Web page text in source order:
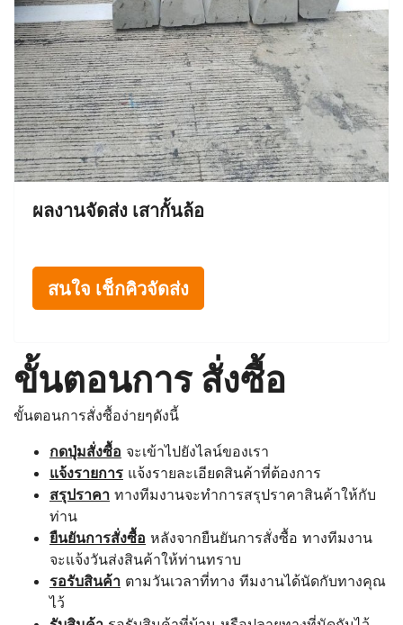
ผลงานจัดส่ง เสากั้นล้อ
สนใจ เช็กคิวจัดส่ง
ขั้นตอนการ สั่งซื้อ
ขั้นตอนการสั่งซื้อง่ายๆดังนี้
กดปุ่มสั่งซื้อ จะเข้าไปยังไลน์ของเรา
แจ้งรายการ แจ้งรายละเอียดสินค้าที่ต้องการ
สรุปราคา ทางทีมงานจะทำการสรุปราคาสินค้าให้กับ
ท่าน
ยืนยันการสั่งซื้อ หลังจากยืนยันการสั่งซื้อ ทางทีมงาน
จะแจ้งวันส่งสินค้าให้ท่านทราบ
รอรับสินค้า ตามวันเวลาที่ทาง ทีมงานได้นัดกับทางคุณ
ไว้